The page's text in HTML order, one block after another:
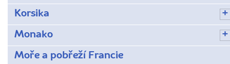
Korsika
Monako
Moře a pobřeží Francie